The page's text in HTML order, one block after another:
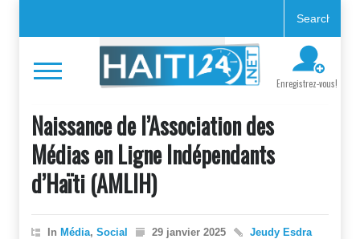
Enregistrez-vous!
Naissance de l’Association des
Médias en Ligne Indépendants
d’Haïti (AMLIH)
In Média, Social 29 janvier 2025
Jeudy Esdra